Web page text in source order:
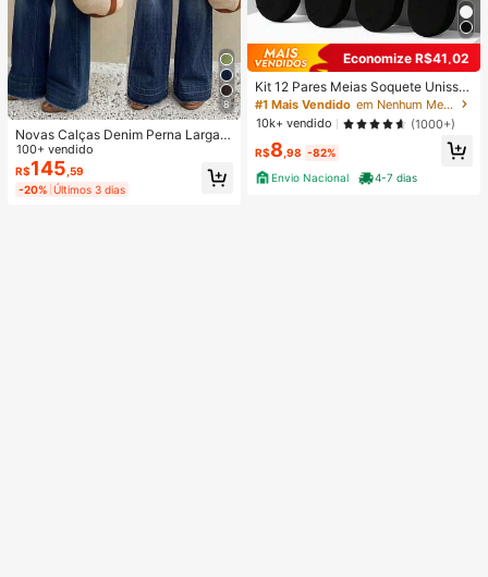
8
Novas Calças Denim Perna Larga F
emininas, Calças Casuais de Moda
de Alta Qualidade, Ajuste Confortáv
el, Adequadas para Todas as Estaç
ões, Uso Diário Fashionável Outono
100+ vendido
R$145 ,59
-20% Últimos 3 dias
Economize R$41,02
Kit 12 Pares Meias Soquete Unisse
x Cano Curto Preta Ou Branca 35-
40
#1 Mais Vendido
em Nenhum Meias Femininas
10k+ vendido
(1000+)
R$8,98 -82%
Envio Nacional
4-7 dias